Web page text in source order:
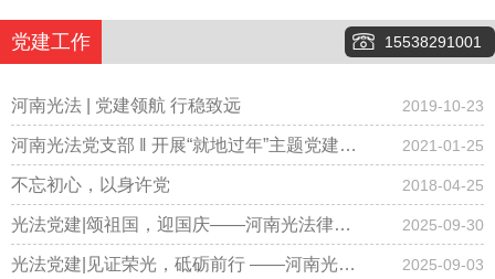
党建工作 15538291001
河南光法 | 党建领航 行稳致远 2019-10-23
河南光法党支部 ‖ 开展“就地过年”主题党建会
议，倡导春节期间少聚集、“云拜年”！
2021-01-25
不忘初心，以身许党 2018-04-25
光法党建|颂祖国，迎国庆——河南光法律师
事务所隆重召开国庆节庆祝大会
2025-09-30
光法党建|见证荣光，砥砺前行 ——河南光法 2025-09-03